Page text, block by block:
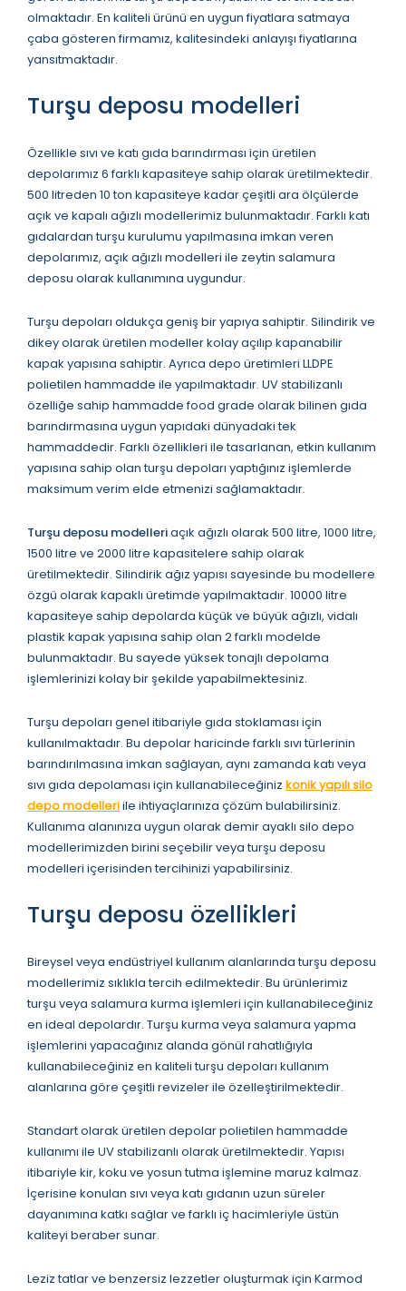
olmaktadır. En kaliteli ürünü en uygun fiyatlara satmaya
çaba gösteren firmamız, kalitesindeki anlayışı fiyatlarına
yansıtmaktadır.
Turşu deposu modelleri
Özellikle sıvı ve katı gıda barındırması için üretilen
depolarımız 6 farklı kapasiteye sahip olarak üretilmektedir.
500 litreden 10 ton kapasiteye kadar çeşitli ara ölçülerde
açık ve kapalı ağızlı modellerimiz bulunmaktadır. Farklı katı
gıdalardan turşu kurulumu yapılmasına imkan veren
depolarımız, açık ağızlı modelleri ile zeytin salamura
deposu olarak kullanımına uygundur.
Turşu depoları oldukça geniş bir yapıya sahiptir. Silindirik ve
dikey olarak üretilen modeller kolay açılıp kapanabilir
kapak yapısına sahiptir. Ayrıca depo üretimleri LLDPE
polietilen hammadde ile yapılmaktadır. UV stabilizanlı
özelliğe sahip hammadde food grade olarak bilinen gıda
barındırmasına uygun yapıdaki dünyadaki tek
hammaddedir. Farklı özellikleri ile tasarlanan, etkin kullanım
yapısına sahip olan turşu depoları yaptığınız işlemlerde
maksimum verim elde etmenizi sağlamaktadır.
Turşu deposu modelleriaçık ağızlı olarak 500 litre, 1000 litre,
1500 litre ve 2000 litre kapasitelere sahip olarak
üretilmektedir. Silindirik ağız yapısı sayesinde bu modellere
özgü olarak kapaklı üretimde yapılmaktadır. 10000 litre
kapasiteye sahip depolarda küçük ve büyük ağızlı, vidalı
plastik kapak yapısına sahip olan 2 farklı modelde
bulunmaktadır. Bu sayede yüksek tonajlı depolama
işlemlerinizi kolay bir şekilde yapabilmektesiniz.
Turşu depoları genel itibariyle gıda stoklaması için
kullanılmaktadır. Bu depolar haricinde farklı sıvı türlerinin
barındırılmasına imkan sağlayan, aynı zamanda katı veya
sıvı gıda depolaması için kullanabileceğiniz konik yapılı silo
depo modelleriile ihtiyaçlarınıza çözüm bulabilirsiniz.
Kullanıma alanınıza uygun olarak demir ayaklı silo depo
modellerimizden birini seçebilir veya turşu deposu
modelleri içerisinden tercihinizi yapabilirsiniz.
Turşu deposu özellikleri
Bireysel veya endüstriyel kullanım alanlarında turşu deposu
modellerimiz sıklıkla tercih edilmektedir. Bu ürünlerimiz
turşu veya salamura kurma işlemleri için kullanabileceğiniz
en ideal depolardır. Turşu kurma veya salamura yapma
işlemlerini yapacağınız alanda gönül rahatlığıyla
kullanabileceğiniz en kaliteli turşu depoları kullanım
alanlarına göre çeşitli revizeler ile özelleştirilmektedir.
Standart olarak üretilen depolar polietilen hammadde
kullanımı ile UV stabilizanlı olarak üretilmektedir. Yapısı
itibariyle kir, koku ve yosun tutma işlemine maruz kalmaz.
İçerisine konulan sıvı veya katı gıdanın uzun süreler
dayanımına katkı sağlar ve farklı iç hacimleriyle üstün
kaliteyi beraber sunar.
Leziz tatlar ve benzersiz lezzetler oluşturmak için Karmod